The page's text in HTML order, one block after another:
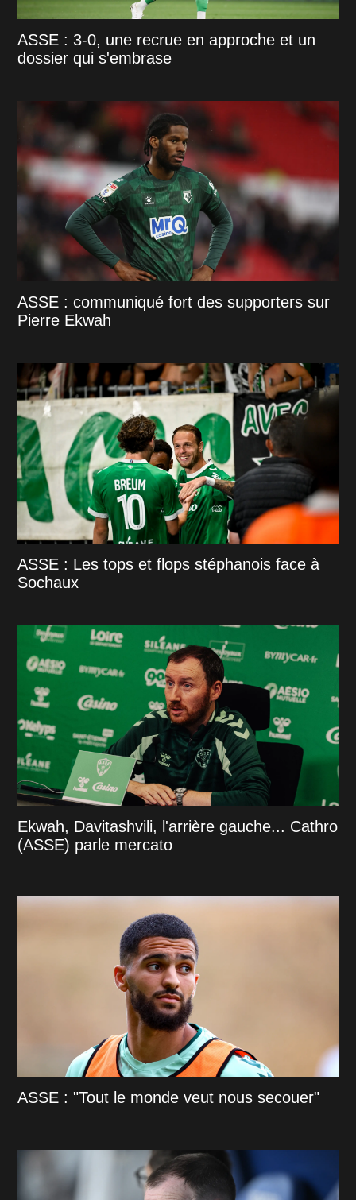
ASSE : 3-0, une recrue en approche et un
dossier qui s'embrase
ASSE : communiqué fort des supporters sur
Pierre Ekwah
ASSE : Les tops et flops stéphanois face à
Sochaux
Ekwah, Davitashvili, l'arrière gauche... Cathro
(ASSE) parle mercato
ASSE : "Tout le monde veut nous secouer"